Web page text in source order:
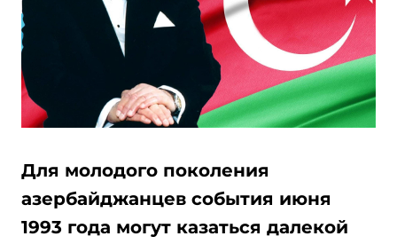
Для молодого поколения
азербайджанцев события июня
1993 года могут казаться далекой